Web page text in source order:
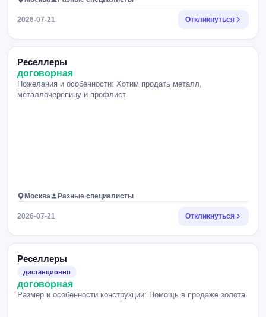
2026-07-21 Откликнуться
Реселлеры
договорная
Пожелания и особенности: Хотим продать металл,
металлочерепицу и профлист.
Москва Разные специалисты
2026-07-21 Откликнуться
Реселлеры
дистанционно
договорная
Размер и особенности конструкции: Помощь в продаже золота.